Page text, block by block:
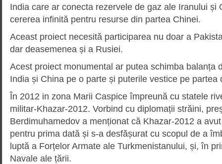
India care ar conecta rezervele de gaz ale Iranului și
cererea infinită pentru resurse din partea Chinei.
Aceast proiect necesită participarea nu doar a
dar deasemenea și a Rusiei.
Acest proiect monumental ar putea schimba balanța
India și China pe o parte și puterile vestice pe partea
În 2012 in zona Marii Caspice împreună cu statele
militar-Khazar-2012. Vorbind cu diplomații străini,
Berdimuhamedov a menționat că Khazar-2012 a
pentru prima dată și s-a desfășurat cu scopul de a
luptă a Forțelor Armate ale Turkmenistanului, și, în
Navale ale țării.